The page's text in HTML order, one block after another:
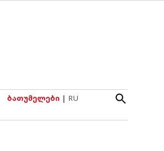
ბათუმელები | RU
Open
Search